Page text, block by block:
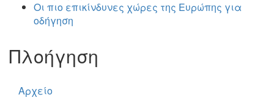
Οι πιο επικίνδυνες χώρες της Ευρώπης για
οδήγηση
Πλοήγηση
Αρχείο